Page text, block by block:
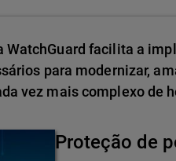
WatchGuard facilita a
para modernizar,
vez mais complexo de
Proteção de